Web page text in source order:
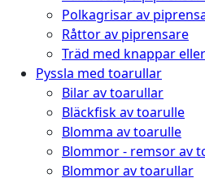
Polkagrisar av
Råttor av piprensare
Träd med knappar
Pyssla med toarullar
Bilar av toarullar
Bläckfisk av toarulle
Blomma av toarulle
Blommor - remsor av
Blommor av toarullar